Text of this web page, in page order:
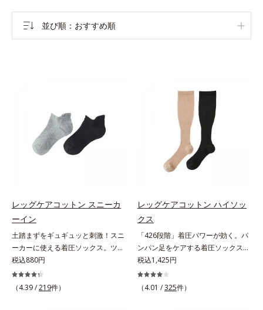
並び順 おすすめ順
レッグケアコットン スニーカ
ーイン
土踏まずをギュギュッと刺激！スニ
ーカーに使える着圧ソックス。ツボ
押し効果でここちいい！スニーカー
に最適な、くるぶし丈の着圧ソック
スです。土踏まず部分がリブ編み
税込880円
（4.39 /219件）
レッグケアコットン ハイソッ
クス
「426段階」着圧パワーが効く。パ
ンパン足をケアする着圧ソックス。
驚異的な「426段階」着圧で、足す
っきり足指の付け根から上へ、1列
ずつパワーが変わる426段階着圧を
税込1,425円
（4.01 /325件）